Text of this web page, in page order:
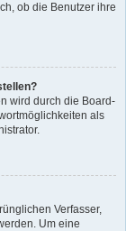
ob die Benutzer ihre
wird durch die Board-
als
Verfasser,
Um eine